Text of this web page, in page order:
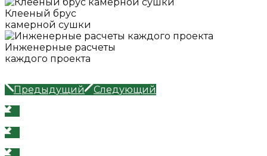
Клееный брус
камерной сушки
Инженерные расчеты
каждого проекта
Предыдущий Следующий